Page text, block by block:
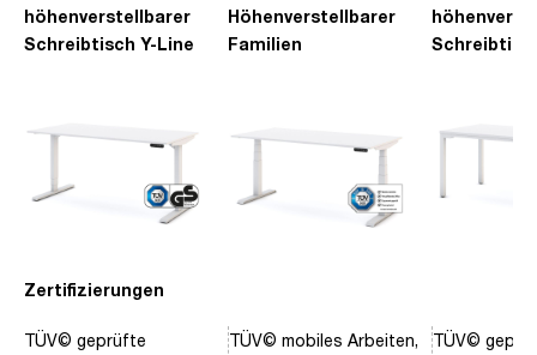
Zertifizierungen
höhenverstellbarer
Schreibtisch Y-Line
TÜV© geprüfte
Höhenverstellbarer
Familien
TÜV© mobiles Arbeiten,
TÜV©